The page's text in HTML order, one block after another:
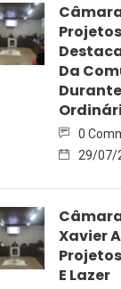
Da
0
29/07/
Xavier
E Lazer